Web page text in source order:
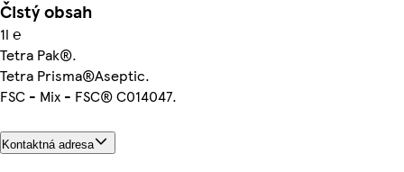
Čistý obsah
1l ℮
Tetra Pak®.
Tetra Prisma®Aseptic.
FSC - Mix - FSC® C014047.
Kontaktná adresa